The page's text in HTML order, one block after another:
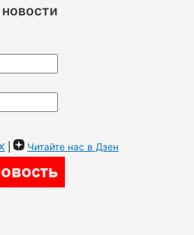
| Читайте нас в Дзен